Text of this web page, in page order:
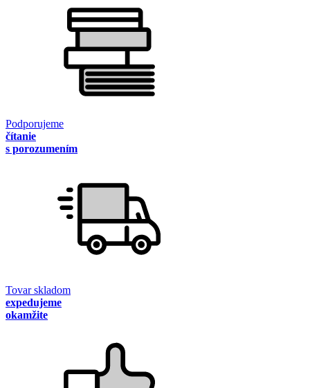
Podporujeme
čítanie
s porozumením
Tovar skladom
expedujeme
okamžite